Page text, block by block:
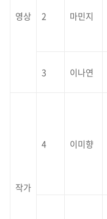
영상 2 마민지
3 이나연
작가
4 이미향